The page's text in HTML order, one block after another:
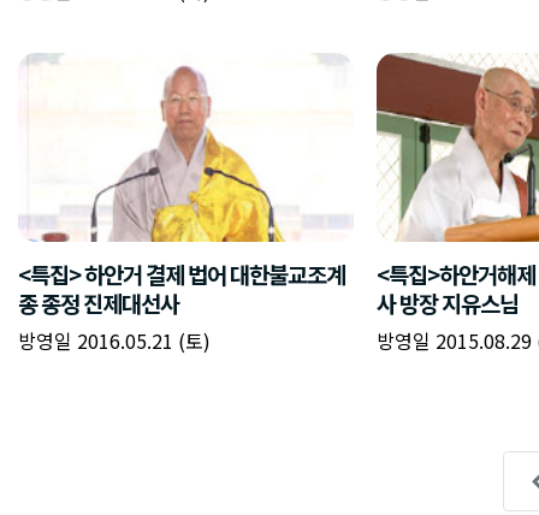
<특집> 하안거 결제 법어 대한불교조계
종 종정 진제대선사
방영일 2016.05.21 (토)
<특집>하안거해
사 방장 지유스님
방영일 2015.08.29